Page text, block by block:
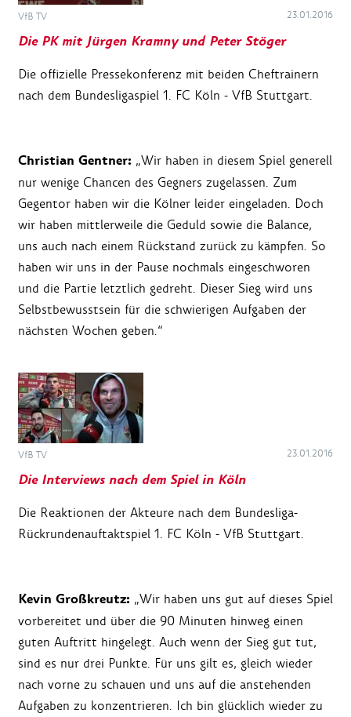
VfB TV 23.01.2016
Die PK mit Jürgen Kramny und Peter Stöger
Die offizielle Pressekonferenz mit beiden Cheftrainern
nach dem Bundesligaspiel 1. FC Köln - VfB Stuttgart.
Christian Gentner: „Wir haben in diesem Spiel generell
nur wenige Chancen des Gegners zugelassen. Zum
Gegentor haben wir die Kölner leider eingeladen. Doch
wir haben mittlerweile die Geduld sowie die Balance,
uns auch nach einem Rückstand zurück zu kämpfen. So
haben wir uns in der Pause nochmals eingeschworen
und die Partie letztlich gedreht. Dieser Sieg wird uns
Selbstbewusstsein für die schwierigen Aufgaben der
nächsten Wochen geben.“
VfB TV 23.01.2016
Die Interviews nach dem Spiel in Köln
Die Reaktionen der Akteure nach dem Bundesliga-
Rückrundenauftaktspiel 1. FC Köln - VfB Stuttgart.
Kevin Großkreutz: „Wir haben uns gut auf dieses Spiel
vorbereitet und über die 90 Minuten hinweg einen
guten Auftritt hingelegt. Auch wenn der Sieg gut tut,
sind es nur drei Punkte. Für uns gilt es, gleich wieder
nach vorne zu schauen und uns auf die anstehenden
Aufgaben zu konzentrieren. Ich bin glücklich wieder zu